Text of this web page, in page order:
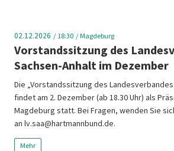
02.12.2026 18:30 Magdeburg
Vorstandssitzung des
Sachsen-Anhalt im Dezember
Die „Vorstandssitzung des
findet am 2. Dezember (ab 18.30 Uhr) als
Magdeburg statt. Bei Fragen, wenden Sie
an lv.saa@hartmannbund.de.
Mehr